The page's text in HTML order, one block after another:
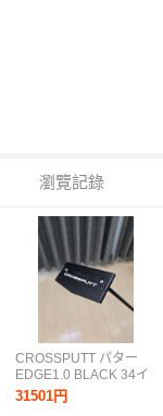
瀏覽記錄
CROSSPUTT パター
EDGE1.0 BLACK 34イ
ンチ 中古美品（ヘット
カバー新品）
31501円